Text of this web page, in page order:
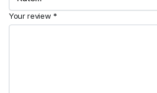
Your review *